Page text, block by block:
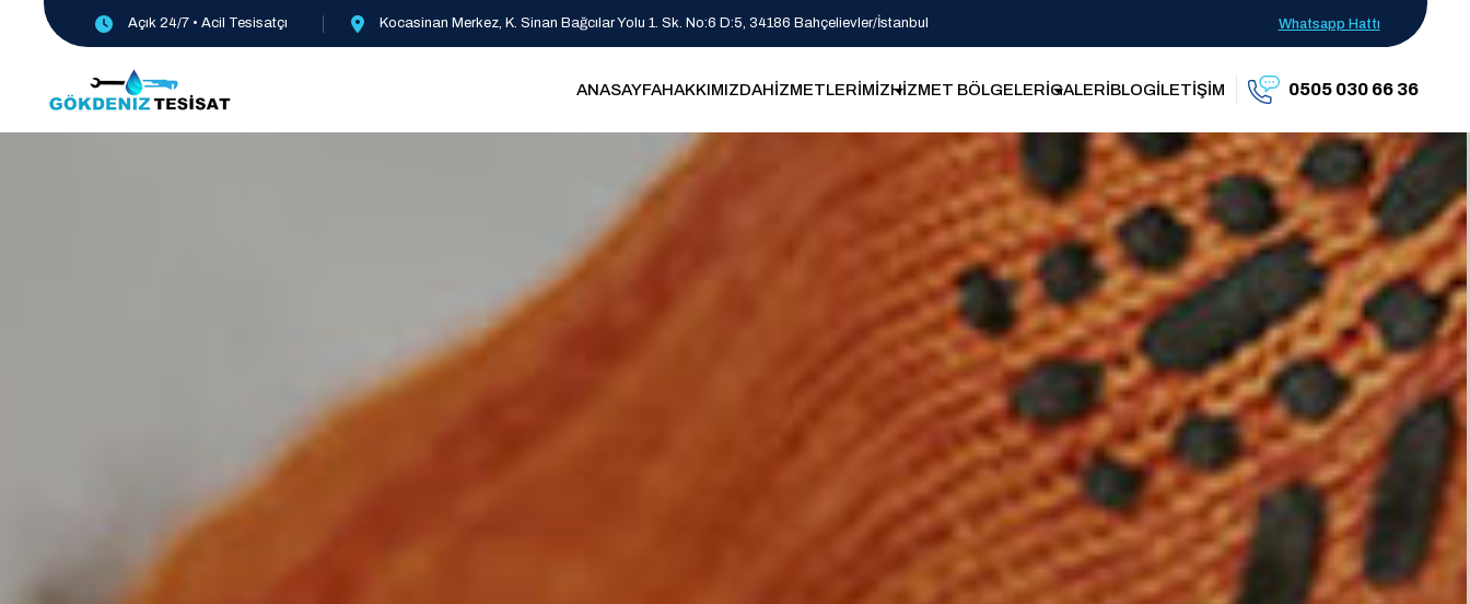
Açık 24/7 • Acil Tesisatçı Kocasinan Merkez, K. Sinan Bağcılar Yolu 1. Sk. No:6 D:5, 34186 Bahçelievler/İstanbul Whatsapp Hattı
ANASAYFAHAKKIMIZDAHİZMETLERİMİZHİZMET BÖLGELERİGALERİBLOGİLETİŞİM 0505 030 66 36